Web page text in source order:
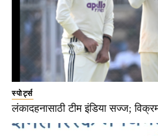
स्पोर्ट्स
लंकादहनासाठी टीम इंडिया सज्ज;